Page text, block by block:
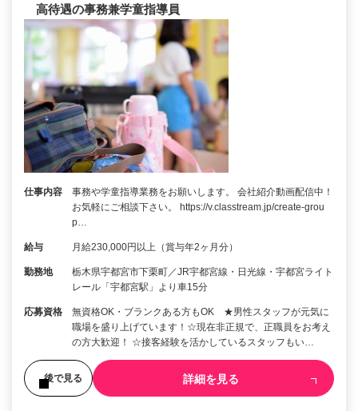
高待遇の事務兼学童指導員
仕事内容
事務や学童指導業務をお願いします。 会社紹介動画配信中！
お気軽にご相談下さい。 https://v.classtream.jp/create-grou
p…
給与 月給230,000円以上（賞与年2ヶ月分）
勤務地
栃木県宇都宮市下栗町／JR宇都宮線・日光線・宇都宮ライト
レール「宇都宮駅」より車15分
応募資格
無資格OK・ブランクある方もOK ★男性スタッフが元気に
職場を盛り上げています！☆現在非正規で、正職員をお考え
の方大歓迎！ ☆接客経験を活かしているスタッフもい…
後で見る 詳細を見る